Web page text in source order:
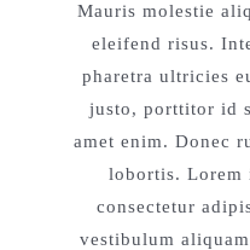
Mauris molestie
eleifend risus.
pharetra ultricies
justo, porttitor id
amet enim. Donec
lobortis. Lorem
consectetur
vestibulum